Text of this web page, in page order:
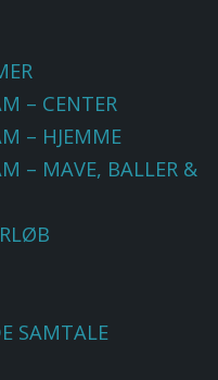
– CENTER
– HJEMME
– MAVE, BALLER &
SAMTALE